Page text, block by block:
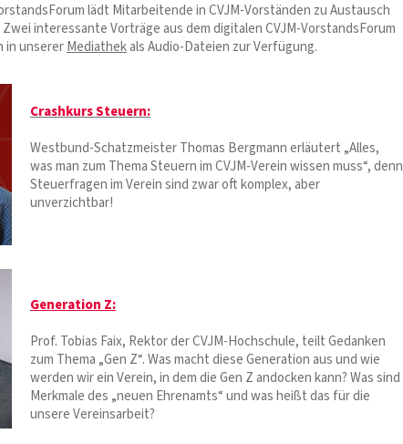
lädt Mitarbeitende in CVJM-Vorständen zu Austausch
interessante Vorträge aus dem digitalen CVJM-VorstandsForum
in unsererMediathekals Audio-Dateien zur Verfügung.
Crashkurs Steuern:
Westbund-Schatzmeister Thomas Bergmann erläutert „Alles,
was man zum Thema Steuern im CVJM-Verein wissen muss“, denn
Steuerfragen im Verein sind zwar oft komplex, aber
unverzichtbar!
Generation Z:
Prof. Tobias Faix, Rektor der CVJM-Hochschule, teilt Gedanken
zum Thema „Gen Z“. Was macht diese Generation aus und wie
werden wir ein Verein, in dem die Gen Z andocken kann? Was sind
Merkmale des „neuen Ehrenamts“ und was heißt das für die
unsere Vereinsarbeit?